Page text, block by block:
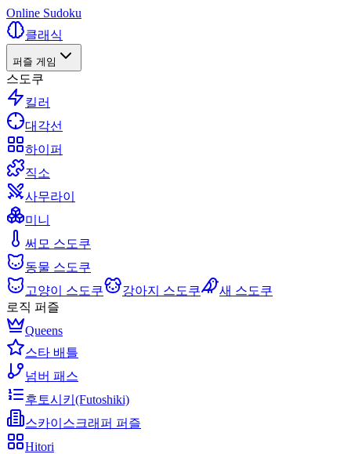
Online Sudoku
클래식
퍼즐 게임
스도쿠
킬러
대각선
하이퍼
직소
사무라이
미니
써모 스도쿠
동물 스도쿠
고양이 스도쿠
강아지 스도쿠
새 스도쿠
로직 퍼즐
Queens
스타 배틀
넘버 패스
후토시키(Futoshiki)
스카이스크래퍼 퍼즐
Hitori